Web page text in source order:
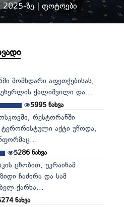
2025-ზე | ფოტოები
მომხდარი აფეთქებისას,
ქალიშვილი და...
5995 ნახვა
რესტორანში
ტერორისტული აქტი უწოდა,
5286ნახვა
ცნობით, უკრაინამ
ჩაძირა და სამ
ქარხა...
ნახვა